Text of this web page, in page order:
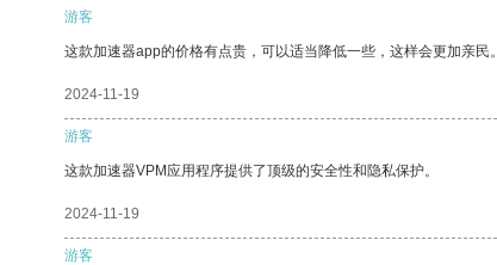
游客
这款加速器app的价格有点贵，可以适当降低一些，这样会更加亲民。
2024-11-19
游客
这款加速器VPM应用程序提供了顶级的安全性和隐私保护。
2024-11-19
游客